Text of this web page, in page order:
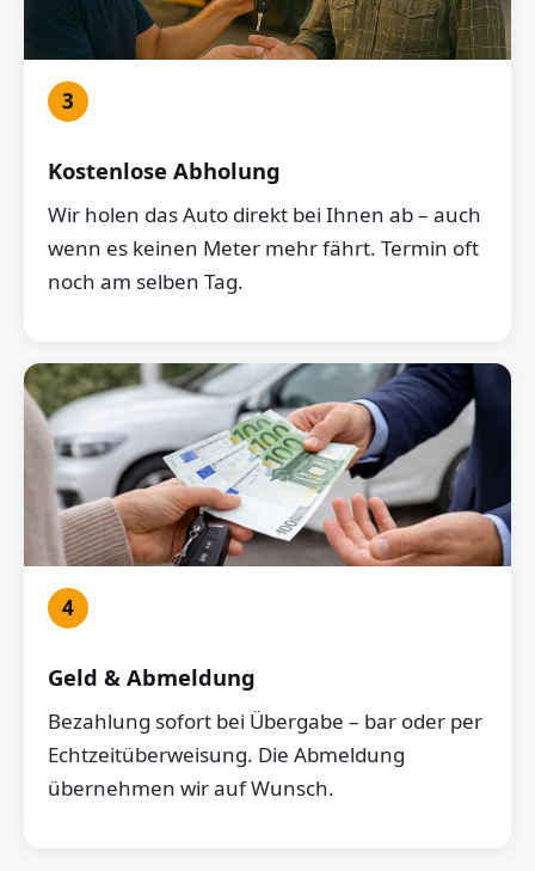
3
Kostenlose Abholung
Wir holen das Auto direkt bei Ihnen ab – auch
wenn es keinen Meter mehr fährt. Termin oft
noch am selben Tag.
4
Geld & Abmeldung
Bezahlung sofort bei Übergabe – bar oder per
Echtzeitüberweisung. Die Abmeldung
übernehmen wir auf Wunsch.